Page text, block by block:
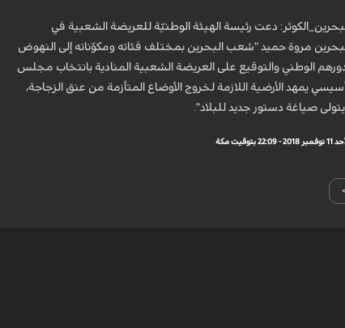
دعت رئيسة الهيئة الوطنيّة للعريضة الشعبية في
مروة حميد "شعب البحرين بمختلف فئاته ومكوّناته إلى النهوض
الوطني والتوقيع على العريضة الشعبية المنادية بانتخاب مجلس
يمهد الأرضية اللازمة لخروج الأوضاع المتأزمة من عنق الزجاجة،
صياغة دستور جديد للبلاد".
2018 - 22:09 بتوقيت مكة